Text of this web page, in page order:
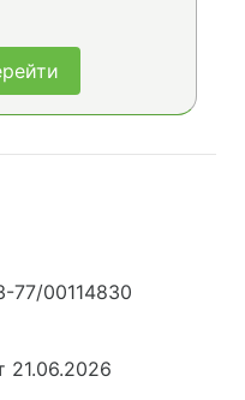
77/00114830
21.06.2026